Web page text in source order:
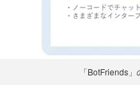
「BotFriends